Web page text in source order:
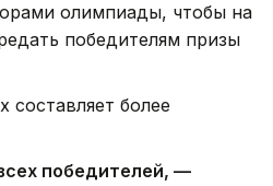
олимпиады, чтобы на
победителям призы
более
победителей, —